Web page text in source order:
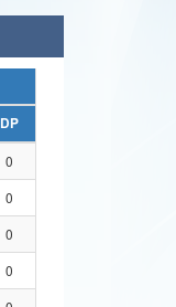
DP
0
0
0
0